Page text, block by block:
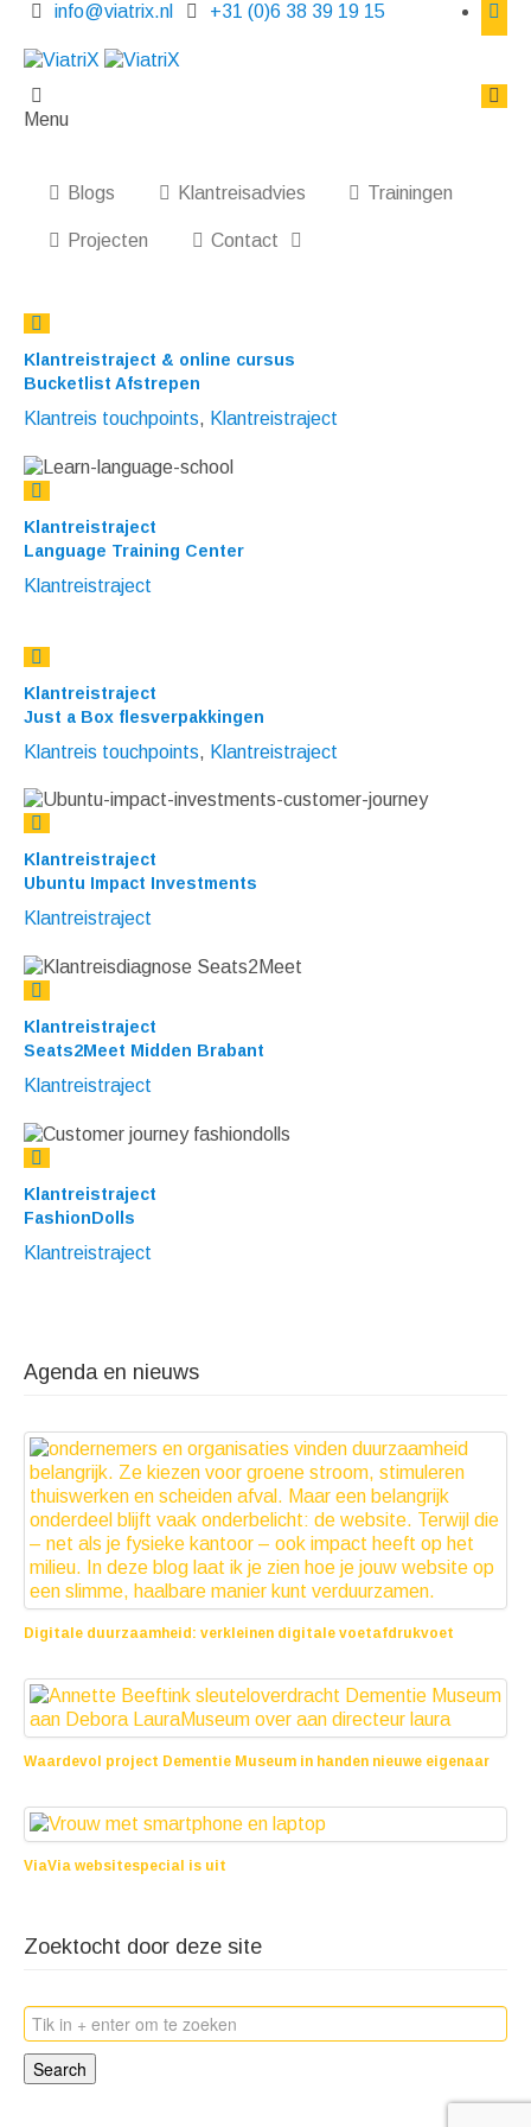
info@viatrix.nl +31 (0)6 38 39 19 15
Menu
Blogs Klantreisadvies Trainingen
Projecten Contact
Klantreistraject & online cursus
Bucketlist Afstrepen
Klantreis touchpoints, Klantreistraject
Klantreistraject
Language Training Center
Klantreistraject
Klantreistraject
Just a Box flesverpakkingen
Klantreis touchpoints, Klantreistraject
Klantreistraject
Ubuntu Impact Investments
Klantreistraject
Klantreistraject
Seats2Meet Midden Brabant
Klantreistraject
Klantreistraject
FashionDolls
Klantreistraject
Agenda en nieuws
Digitale duurzaamheid: verkleinen digitale voetafdrukvoet
Waardevol project Dementie Museum in handen nieuwe eigenaar
ViaVia websitespecial is uit
Zoektocht door deze site
Search